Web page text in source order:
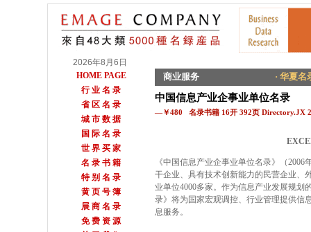
2026年8月6日
HOME PAGE
行 业 名 录
省 区 名 录
城 市 数 据
国 际 名 录
世 界 买 家
名 录 书 籍
特 别 名 录
黄 页 号 簿
展 商 名 录
免 费 资 源
商业服务 · 华夏
中国信息产业企事业单位名录
—￥480 名录书籍 16开 392页 Directory.JX
《中国信息产业企事业单位名录》（
干企业、具有技术创新能力的民营企业、
业单位4000多家。作为信息产业发展规划
录》将为国家宏观调控、行业管理提供信
息服务。